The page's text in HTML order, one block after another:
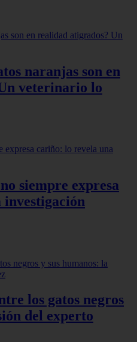
naranjas son en
veterinario lo
siempre expresa
los gatos negros
del experto